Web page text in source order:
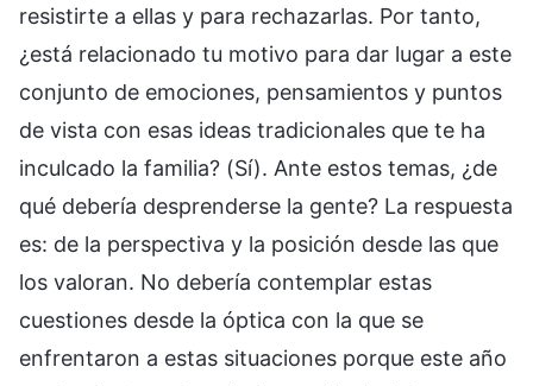
resistirte a ellas y para rechazarlas. Por tanto,
¿está relacionado tu motivo para dar lugar a este
conjunto de emociones, pensamientos y puntos
de vista con esas ideas tradicionales que te ha
inculcado la familia? (Sí). Ante estos temas, ¿de
qué debería desprenderse la gente? La respuesta
es: de la perspectiva y la posición desde las que
los valoran. No debería contemplar estas
cuestiones desde la óptica con la que se
enfrentaron a estas situaciones porque este año